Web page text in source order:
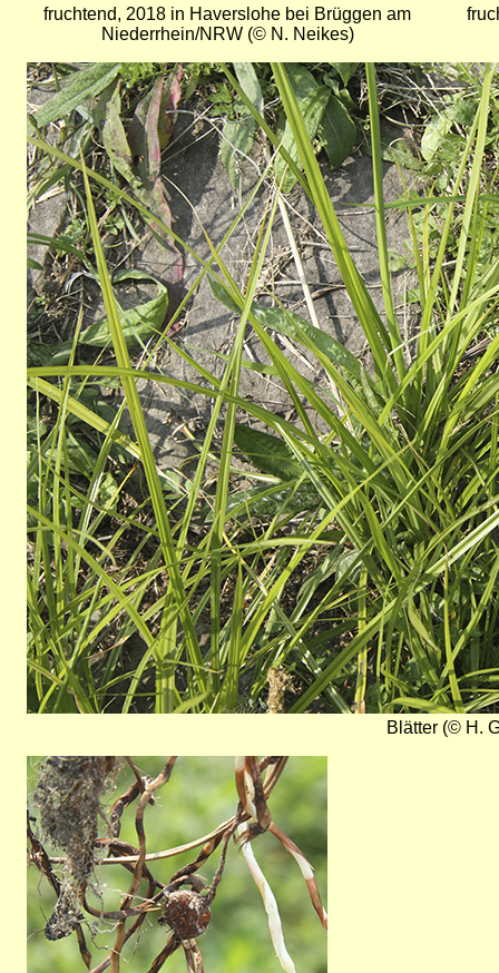
fruchtend, 2018 in Haverslohe bei Brüggen am
Niederrhein/NRW (© N. Neikes)
Bild
Blätter (© H.
Bild